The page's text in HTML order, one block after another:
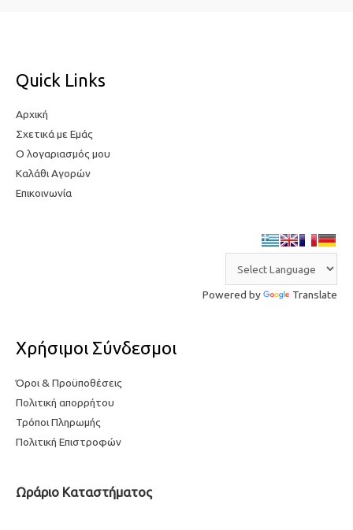
Quick Links
Αρχική
Σχετικά με Εμάς
Ο λογαριασμός μου
Καλάθι Αγορών
Επικοινωνία
Powered by Translate
Χρήσιμοι Σύνδεσμοι
Όροι & Προϋποθέσεις
Πολιτική απορρήτου
Τρόποι Πληρωμής
Πολιτική Επιστροφών
Ωράριο Καταστήματος